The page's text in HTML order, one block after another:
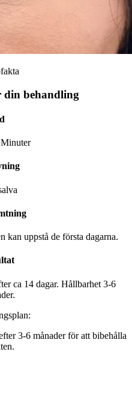
behandling
kan uppstå de första dagarna.
ca 14 dagar. Hållbarhet 3-6
3-6 månader för att bibehålla